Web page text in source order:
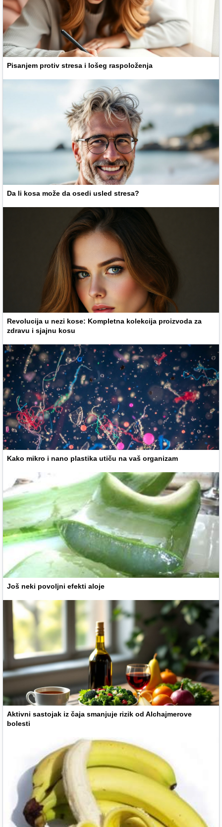
Pisanjem protiv stresa i lošeg raspoloženja
Da li kosa može da osedi usled stresa?
Revolucija u nezi kose: Kompletna kolekcija proizvoda za
zdravu i sjajnu kosu
Kako mikro i nano plastika utiču na vaš organizam
Još neki povoljni efekti aloje
Aktivni sastojak iz čaja smanjuje rizik od Alchajmerove
bolesti